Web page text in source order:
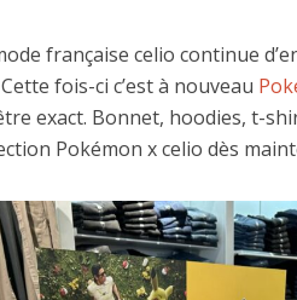
française celio continue
fois-ci c’est à nouveau
exact. Bonnet, hoodies, t-
Pokémon x celio dès